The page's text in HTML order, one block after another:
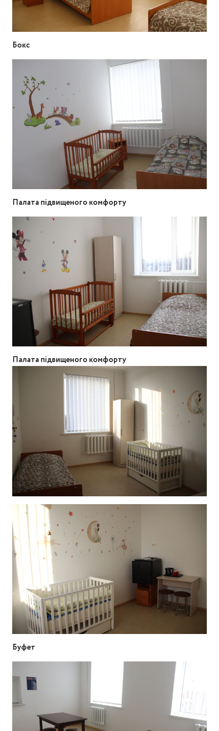
Бокс
Палата підвищеного комфорту
Палата підвищеного комфорту
Буфет